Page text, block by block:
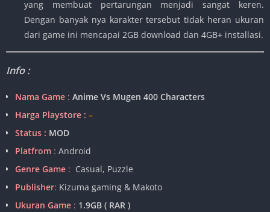
yang membuat pertarungan menjadi sangat keren.
Dengan banyak nya karakter tersebut tidak heran ukuran
dari game ini mencapai 2GB download dan 4GB+ installasi.
Info :
Nama Game : Anime Vs Mugen 400 Characters
Harga Playstore : –
Status : MOD
Platfrom : Android
Genre Game : Casual, Puzzle
Publisher: Kizuma gaming & Makoto
Ukuran Game : 1.9GB ( RAR )